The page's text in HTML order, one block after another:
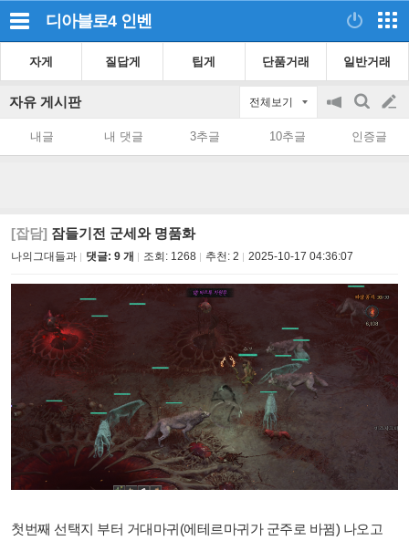
디아블로4 인벤
자게 질답게 팁게 단품거래 일반거래
자유 게시판 전체보기
공
on/off
검
색
글
쓰
내글 내 댓글 3추글 10추글 인증글
[잡담] 잠들기전 군세와 명품화
나의그대들과 댓글: 9 개 조회: 1268 추천: 2 2025-10-17 04:36:07
첫번째 선택지 부터 거대마귀(에테르마귀가 군주로 바뀜) 나오고